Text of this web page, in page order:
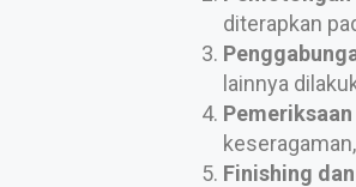
diterapkan
lainnya
Finishing